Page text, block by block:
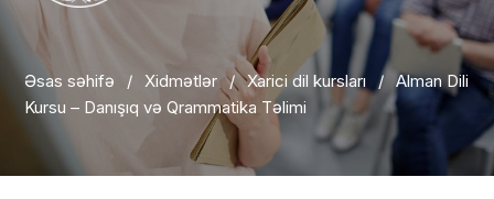
Əsas səhifə / Xidmətlər / Xarici dil kursları /
Alman Dili
Kursu – Danışıq və Qrammatika Təlimi